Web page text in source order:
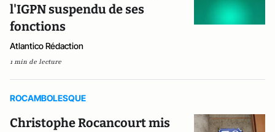
l'IGPN suspendu de ses
fonctions
Atlantico Rédaction
1 min de lecture
ROCAMBOLESQUE
Christophe Rocancourt mis